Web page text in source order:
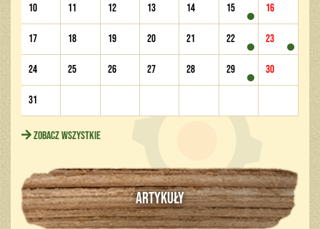
10 11 12 13 14 15 16
17 18 19 20 21 22 23
24 25 26 27 28 29 30
31
Zobacz wszystkie
ARTYKUŁY